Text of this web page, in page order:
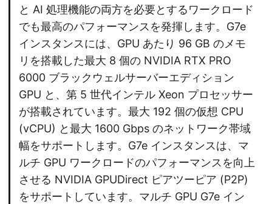
と AI 処理機能の両方を必要とするワークロード
でも最高のパフォーマンスを発揮します。G7e
インスタンスには、GPU あたり 96 GB のメモ
リを搭載した最大 8 個の NVIDIA RTX PRO
6000 ブラックウェルサーバーエディション
GPU と、第 5 世代インテル Xeon プロセッサー
が搭載されています。最大 192 個の仮想 CPU
(vCPU) と最大 1600 Gbps のネットワーク帯域
幅をサポートします。G7e インスタンスは、マ
ルチ GPU ワークロードのパフォーマンスを向上
させる NVIDIA GPUDirect ピアツーピア (P2P)
をサポートしています。マルチ GPU G7e イン